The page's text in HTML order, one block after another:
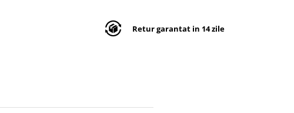
Retur garantat in 14 zile